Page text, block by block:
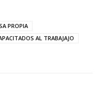
PROPIA
AL TRABAJAJO